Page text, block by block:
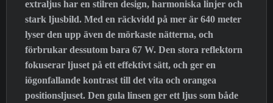
extraljus har en stilren design, harmoniska linjer och
stark ljusbild. Med en räckvidd på mer är 640 meter
lyser den upp även de mörkaste nätterna, och
förbrukar dessutom bara 67 W. Den stora reflektorn
fokuserar ljuset på ett effektivt sätt, och ger en
iögonfallande kontrast till det vita och orangea
positionsljuset. Den gula linsen ger ett ljus som både